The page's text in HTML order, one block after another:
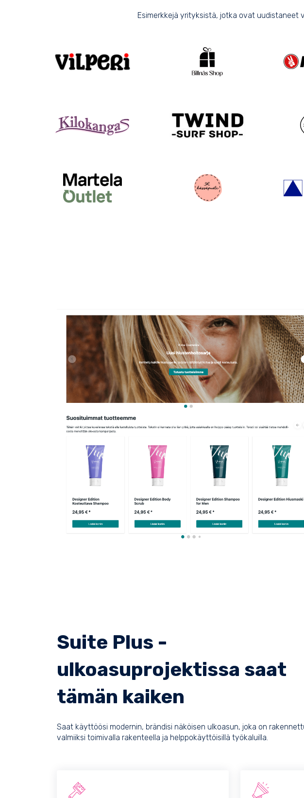
Esimerkkejä yrityksistä, jotka ovat uudistaneet
Suite Plus -
ulkoasuprojektissa saat
tämän kaiken
Saat käyttöösi modernin, brändisi näköisen ulkoasun, joka on
valmiiksi toimivalla rakenteella ja helppokäyttöisillä työkaluilla.